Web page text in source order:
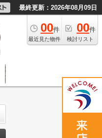
最終更新：2026年08月09日
00件
最近見た物件
00件
検討リスト